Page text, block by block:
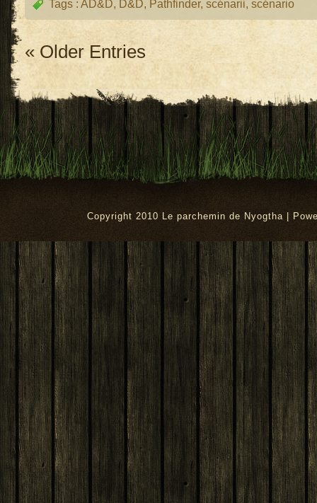
Tags : AD&D, D&D, Pathfinder, scénarii, scénario
« Older Entries
Copyright 2010 Le parchemin de Nyogtha |